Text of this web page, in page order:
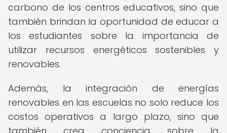
carbono de los centros educativos, sino que
también brindan la oportunidad de educar a
los estudiantes sobre la importancia de
utilizar recursos energéticos sostenibles y
renovables.
Además, la integración de energías
renovables en las escuelas no solo reduce los
costos operativos a largo plazo, sino que